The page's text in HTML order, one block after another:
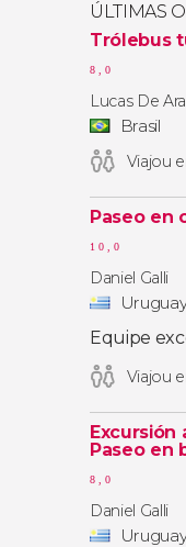
ÚLTIMAS
Trólebus
8,0
Lucas De
Brasil
Viajou
Paseo en
10,0
Daniel Galli
Equipe
Viajou
Excursión
Paseo en
8,0
Daniel Galli